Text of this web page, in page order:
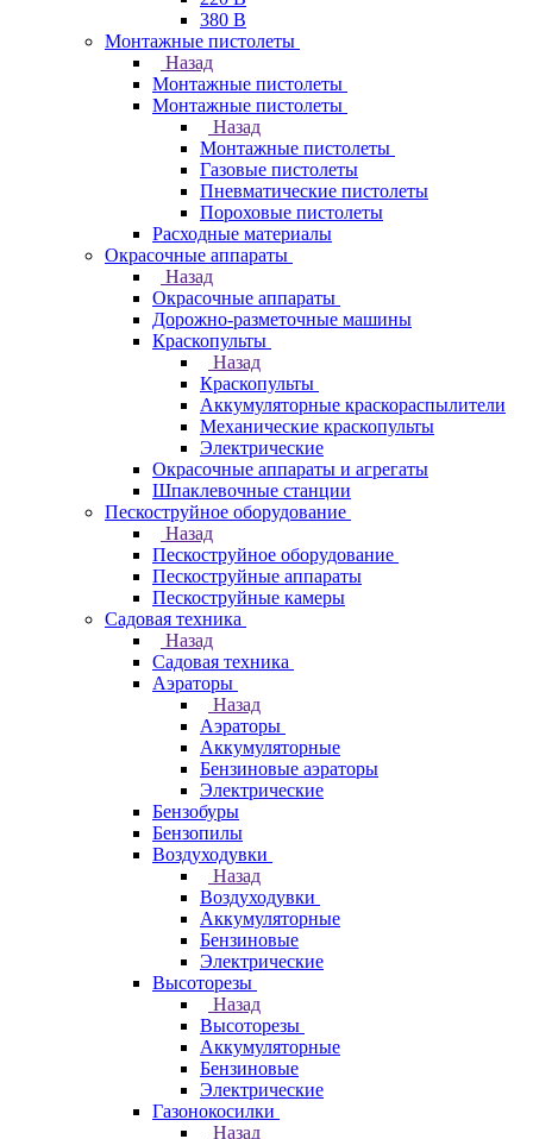
380 В
Монтажные пистолеты
Назад
Монтажные пистолеты
Монтажные пистолеты
Назад
Монтажные пистолеты
Газовые пистолеты
Пневматические пистолеты
Пороховые пистолеты
Расходные материалы
Окрасочные аппараты
Назад
Окрасочные аппараты
Дорожно-разметочные машины
Краскопульты
Назад
Краскопульты
Аккумуляторные краскораспылители
Механические краскопульты
Электрические
Окрасочные аппараты и агрегаты
Шпаклевочные станции
Пескоструйное оборудование
Назад
Пескоструйное оборудование
Пескоструйные аппараты
Пескоструйные камеры
Садовая техника
Назад
Садовая техника
Аэраторы
Назад
Аэраторы
Аккумуляторные
Бензиновые аэраторы
Электрические
Бензобуры
Бензопилы
Воздуходувки
Назад
Воздуходувки
Аккумуляторные
Бензиновые
Электрические
Высоторезы
Назад
Высоторезы
Аккумуляторные
Бензиновые
Электрические
Газонокосилки
Назад